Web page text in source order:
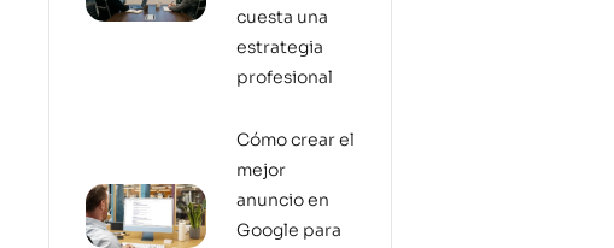
cuesta una
estrategia
profesional
Cómo crear el
mejor
anuncio en
Google para